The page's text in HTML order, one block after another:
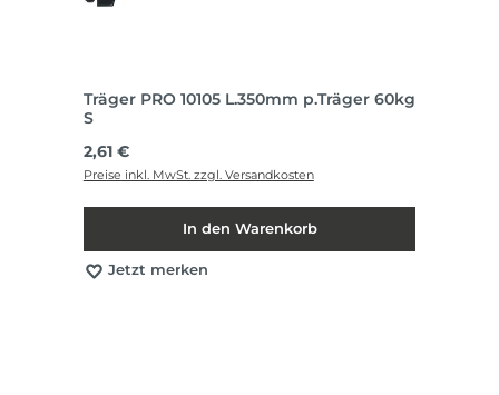
Träger PRO 10105 L.350mm p.Träger 60kg
S
Regulärer Preis:
2,61 €
Preise inkl. MwSt. zzgl. Versandkosten
In den Warenkorb
Jetzt merken